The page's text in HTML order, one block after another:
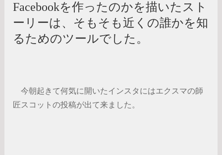
Facebookを作ったのかを描いたスト
ーリーは、そもそも近くの誰かを知
るためのツールでした。
今朝起きて何気に開いたインスタにはエクスマの師
匠スコットの投稿が出て来ました。